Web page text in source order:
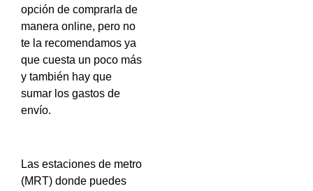
opción de comprarla de
manera online, pero no
te la recomendamos ya
que cuesta un poco más
y también hay que
sumar los gastos de
envío.
Las estaciones de metro
(MRT) donde puedes